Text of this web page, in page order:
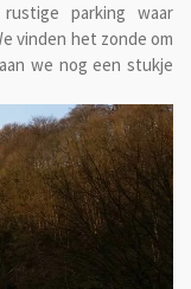
parking waar
vinden het zonde om
we nog een stukje